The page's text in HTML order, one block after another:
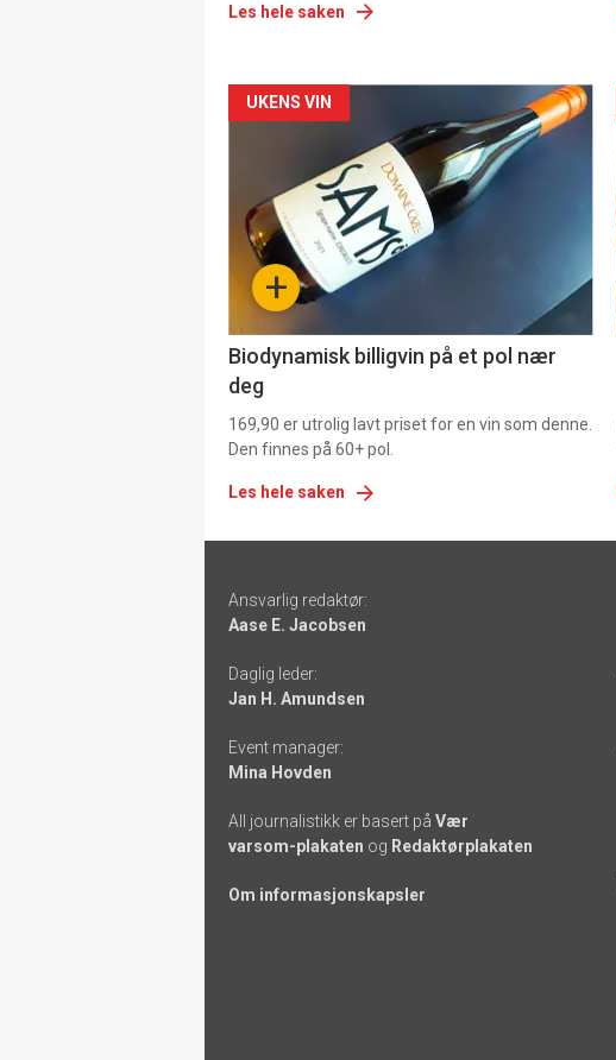
Les hele saken
Forsiden
akkurat
nå
-
+
UKENS VIN
Biodynamisk billigvin på et pol nær
deg
169,90 er utrolig lavt priset for en vin som denne.
Den finnes på 60+ pol.
Les hele saken
-
links
Ansvarlig redaktør:
Aase E. Jacobsen
Daglig leder:
Jan H. Amundsen
Event manager:
Mina Hovden
All journalistikk er basert på Vær
varsom-plakaten og Redaktørplakaten
Om informasjonskapsler